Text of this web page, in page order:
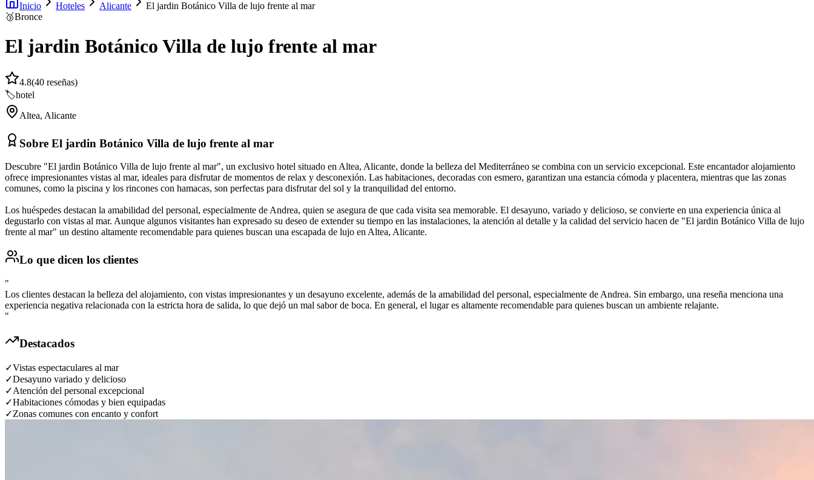
Inicio Hoteles Alicante
El jardin Botánico Villa de lujo frente al mar
🥉Bronce
El jardin Botánico Villa de lujo frente al mar
4.8(40 reseñas)
🏷️hotel
Altea, Alicante
Sobre El jardin Botánico Villa de lujo frente al mar
Descubre "El jardin Botánico Villa de lujo frente al mar", un exclusivo hotel situado en Altea, Alicante, donde la belleza del Mediterráneo se combina con un servicio excepcional. Este encantador alojamiento
ofrece impresionantes vistas al mar, ideales para disfrutar de momentos de relax y desconexión. Las habitaciones, decoradas con esmero, garantizan una estancia cómoda y placentera, mientras que las zonas
comunes, como la piscina y los rincones con hamacas, son perfectas para disfrutar del sol y la tranquilidad del entorno.
Los huéspedes destacan la amabilidad del personal, especialmente de Andrea, quien se asegura de que cada visita sea memorable. El desayuno, variado y delicioso, se convierte en una experiencia única al
degustarlo con vistas al mar. Aunque algunos visitantes han expresado su deseo de extender su tiempo en las instalaciones, la atención al detalle y la calidad del servicio hacen de "El jardin Botánico Villa de lujo
frente al mar" un destino altamente recomendable para quienes buscan una escapada de lujo en Altea, Alicante.
Lo que dicen los clientes
"
Los clientes destacan la belleza del alojamiento, con vistas impresionantes y un desayuno excelente, además de la amabilidad del personal, especialmente de Andrea. Sin embargo, una reseña menciona una
experiencia negativa relacionada con la estricta hora de salida, lo que dejó un mal sabor de boca. En general, el lugar es altamente recomendable para quienes buscan un ambiente relajante.
"
Destacados
✓Vistas espectaculares al mar
✓Desayuno variado y delicioso
✓Atención del personal excepcional
✓Habitaciones cómodas y bien equipadas
✓Zonas comunes con encanto y confort